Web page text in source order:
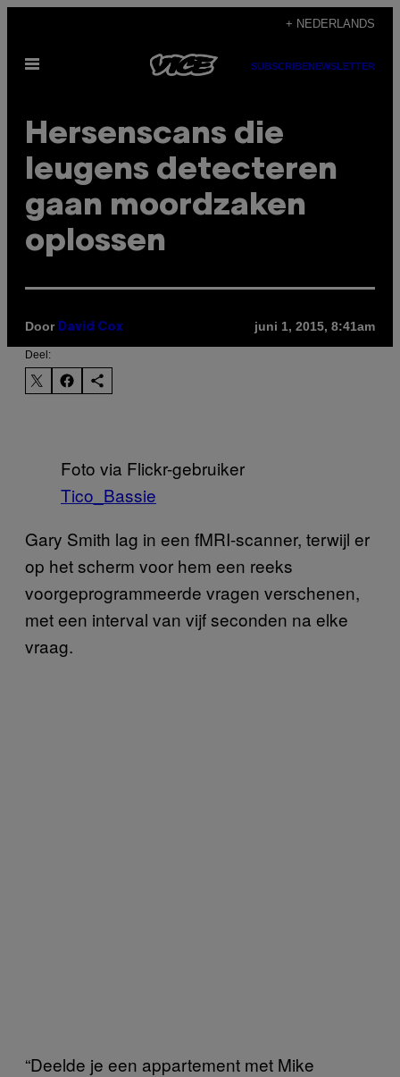
de
+ NEDERLANDS
Open
SUBSCRIBENEWSLETTER
Hersenscans die
leugens detecteren
gaan moordzaken
oplossen
Door David Cox juni 1, 2015, 8:41am
Deel:
Foto via Flickr-gebruiker
Tico_Bassie
Gary Smith lag in een fMRI-scanner, terwijl er
op het scherm voor hem een reeks
voorgeprogrammeerde vragen verschenen,
met een interval van vijf seconden na elke
vraag.
“Deelde je een appartement met Mike